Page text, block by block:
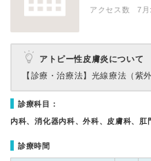
アクセス数 7月:
アトピー性皮膚炎について
【診療・治療法】 光線療法（紫
診療科目：
内科、消化器内科、外科、皮膚科、肛
診療時間